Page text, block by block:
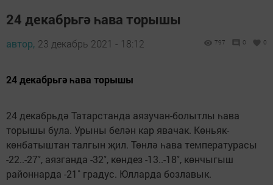
24 декабрьгә һава торышы
автор, 23 декабрь 2021 - 18:12 797 0 0
24 декабрьгә һава торышы
24 декабрьдә Татарстанда аязучан-болытлы һава
торышы була. Урыны белән кар явачак. Көньяк-
көнбатыштан талгын җил. Төнлә һава температурасы
-22..-27˚, аязганда -32˚, көндез -13..-18˚, көнчыгыш
районнарда -21˚ градус. Юлларда бозлавык.